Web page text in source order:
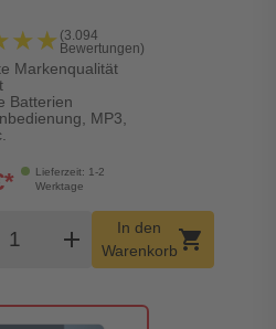
(3.094
Bewertungen)
Markenqualität
Batterien
MP3,
Lieferzeit: 1-2
Werktage
Warenkorb Menge
add
In den
Warenkorbshopping_cart